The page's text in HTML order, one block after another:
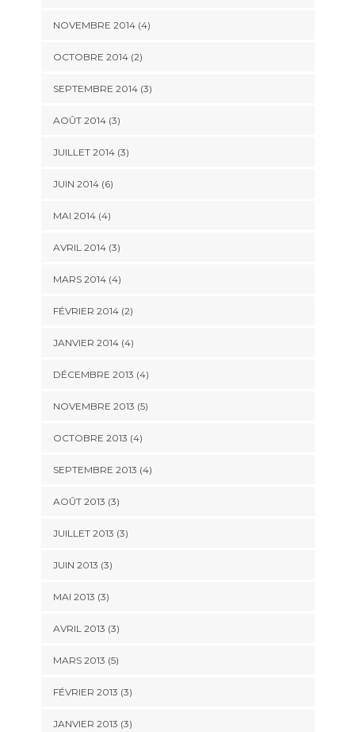
NOVEMBRE 2014(4)
OCTOBRE 2014(2)
SEPTEMBRE 2014(3)
AOÛT 2014(3)
JUILLET 2014(3)
JUIN 2014(6)
MAI 2014(4)
AVRIL 2014(3)
MARS 2014(4)
FÉVRIER 2014(2)
JANVIER 2014(4)
DÉCEMBRE 2013 (4)
NOVEMBRE 2013 (5)
OCTOBRE 2013 (4)
SEPTEMBRE 2013 (4)
AOÛT 2013 (3)
JUILLET 2013 (3)
JUIN 2013 (3)
MAI 2013 (3)
AVRIL 2013 (3)
MARS 2013 (5)
FÉVRIER 2013 (3)
JANVIER 2013 (3)